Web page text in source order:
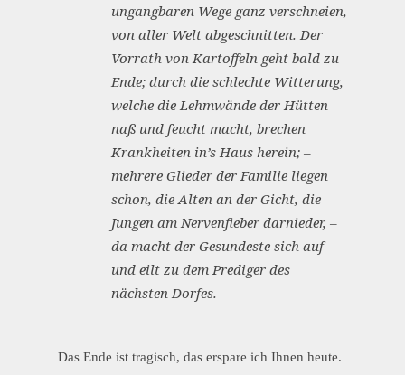
ungangbaren Wege ganz verschneien,
von aller Welt abgeschnitten. Der
Vorrath von Kartoffeln geht bald zu
Ende; durch die schlechte Witterung,
welche die Lehmwände der Hütten
naß und feucht macht, brechen
Krankheiten in’s Haus herein; –
mehrere Glieder der Familie liegen
schon, die Alten an der Gicht, die
Jungen am Nervenfieber darnieder, –
da macht der Gesundeste sich auf
und eilt zu dem Prediger des
nächsten Dorfes.
Das Ende ist tragisch, das erspare ich Ihnen heute.